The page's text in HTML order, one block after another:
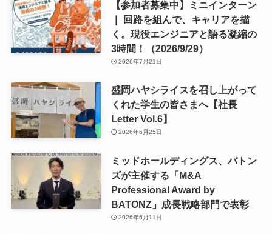
【参加者募集中】ミニインターン
｜ 回路を組んで、キャリアを描
く。現役エンジニアと語る凝縮の
3時間！（2026/9/29）
2026年7月21日
盛岡ハヤシライスを召し上がって
くれた学生の皆さまへ【社長
Letter Vol.6】
2026年6月25日
ミッドホールディングス、バトン
ズが主催する「M&A
Professional Award by
BATONZ」成長戦略部門で表彰
2026年6月11日